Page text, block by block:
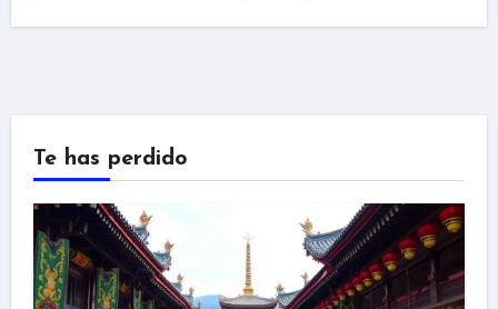
Te has perdido